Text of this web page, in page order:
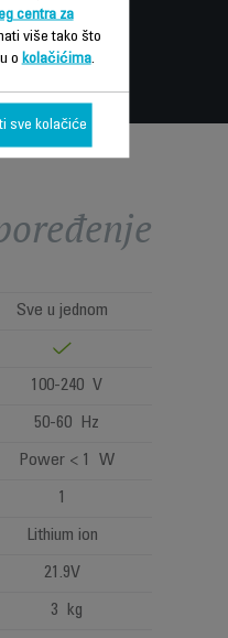
Sve u jednom
100-240 V
50-60 Hz
Power < 1 W
1
Lithium ion
21.9V
3 kg
centra za
više tako što
o kolačićima.
sve kolačiće